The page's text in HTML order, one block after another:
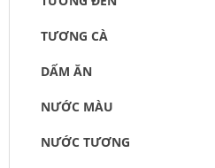
TƯƠNG CÀ
DẤM ĂN
NƯỚC MÀU
NƯỚC TƯƠNG